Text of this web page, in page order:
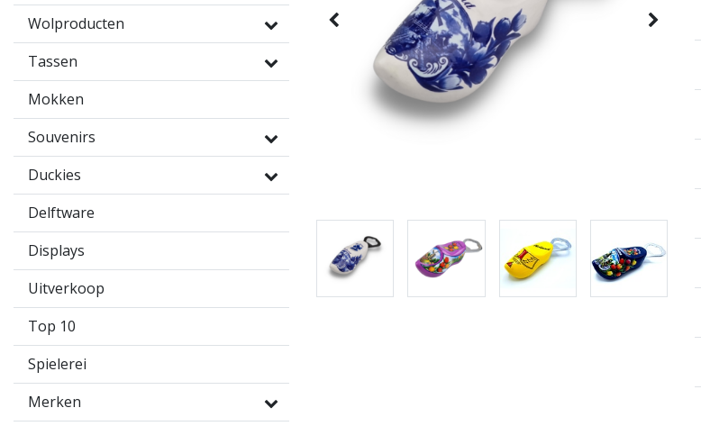
Wolproducten
Tassen
Mokken
Souvenirs
Duckies
Delftware
Displays
Uitverkoop
Top 10
Spielerei
Merken